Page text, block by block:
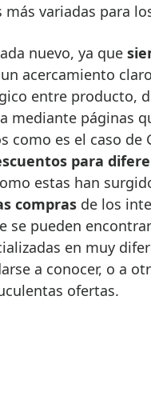
variadas para
nuevo, ya que
acercamiento
entre producto,
mediante páginas
como es el caso de
para
estas han
comprasde los
se pueden encontrar
en muy
a conocer, o a
ofertas.